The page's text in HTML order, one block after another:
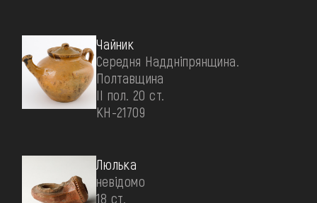
Чайник
Середня Наддніпрянщина.
Полтавщина
II пол. 20 ст.
КН-21709
Люлька
невідомо
18 ст.